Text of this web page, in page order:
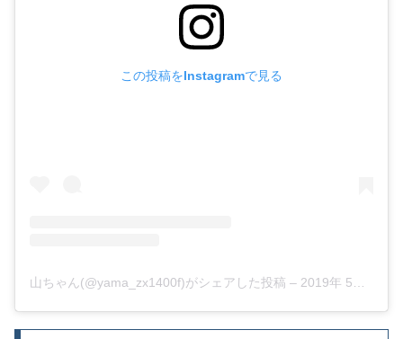
この投稿をInstagramで見る
山ちゃん(@yama_zx1400f)がシェアした投稿 – 2019年 5月月18日午後11時49分PDT